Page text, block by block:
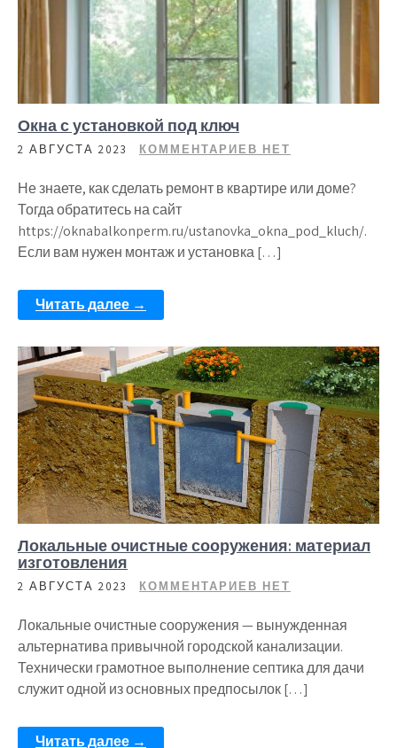
Окна с установкой под ключ
2 АВГУСТА 2023 КОММЕНТАРИЕВ НЕТ
Не знаете, как сделать ремонт в квартире или доме?
Тогда обратитесь на сайт
https://oknabalkonperm.ru/ustanovka_okna_pod_kluch/.
Если вам нужен монтаж и установка […]
Читать далее →
Локальные очистные сооружения: материал
изготовления
2 АВГУСТА 2023 КОММЕНТАРИЕВ НЕТ
Локальные очистные сооружения — вынужденная
альтернатива привычной городской канализации.
Технически грамотное выполнение септика для дачи
служит одной из основных предпосылок […]
Читать далее →